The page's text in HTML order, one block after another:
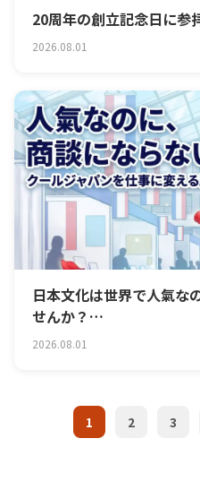
20周年の創立記念日に参
2026.08.01
日本文化は世界で人氣な
せんか？
クールジャパンをビジネ
2026.08.01
1 2 3